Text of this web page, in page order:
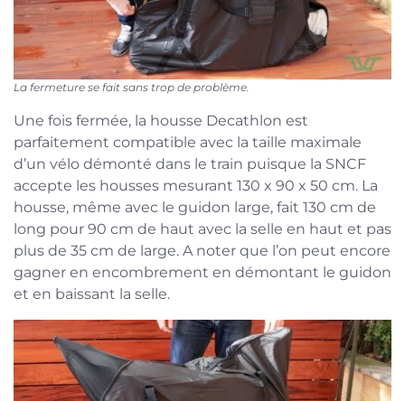
La fermeture se fait sans trop de problème.
Une fois fermée, la housse Decathlon est
parfaitement compatible avec la taille maximale
d’un vélo démonté dans le train puisque la SNCF
accepte les housses mesurant 130 x 90 x 50 cm. La
housse, même avec le guidon large, fait 130 cm de
long pour 90 cm de haut avec la selle en haut et pas
plus de 35 cm de large. A noter que l’on peut encore
gagner en encombrement en démontant le guidon
et en baissant la selle.